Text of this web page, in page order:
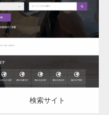
型居宅介護
検索サイト